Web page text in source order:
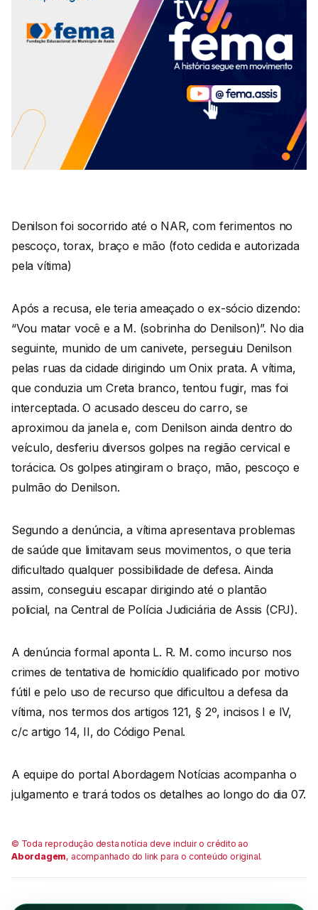
Denilson foi socorrido até o NAR, com ferimentos no
pescoço, torax, braço e mão (foto cedida e autorizada
pela vítima)
Após a recusa, ele teria ameaçado o ex-sócio dizendo:
“Vou matar você e a M. (sobrinha do Denilson)”. No dia
seguinte, munido de um canivete, perseguiu Denilson
pelas ruas da cidade dirigindo um Onix prata. A vítima,
que conduzia um Creta branco, tentou fugir, mas foi
interceptada. O acusado desceu do carro, se
aproximou da janela e, com Denilson ainda dentro do
veículo, desferiu diversos golpes na região cervical e
torácica. Os golpes atingiram o braço, mão, pescoço e
pulmão do Denilson.
Segundo a denúncia, a vítima apresentava problemas
de saúde que limitavam seus movimentos, o que teria
dificultado qualquer possibilidade de defesa. Ainda
assim, conseguiu escapar dirigindo até o plantão
policial, na Central de Polícia Judiciária de Assis (CPJ).
A denúncia formal aponta L. R. M. como incurso nos
crimes de tentativa de homicídio qualificado por motivo
fútil e pelo uso de recurso que dificultou a defesa da
vítima, nos termos dos artigos 121, § 2º, incisos I e IV,
c/c artigo 14, II, do Código Penal.
A equipe do portal Abordagem Notícias acompanha o
julgamento e trará todos os detalhes ao longo do dia 07.
© Toda reprodução desta notícia deve incluir o crédito ao
Abordagem, acompanhado do link para o conteúdo original.